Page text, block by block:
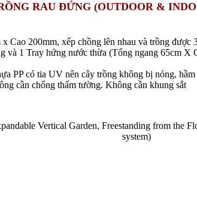
RAU ĐỨNG (OUTDOOR &
Cao 200mm, xếp chồng lên nhau và trồng được
và 1 Tray hứng nước thừa (Tổng ngang 65cm X
PP có tia UV nên cây trồng không bị nóng,
cần chống thấm tường. Không cần khung sắt
Vertical Garden, Freestanding from
system)